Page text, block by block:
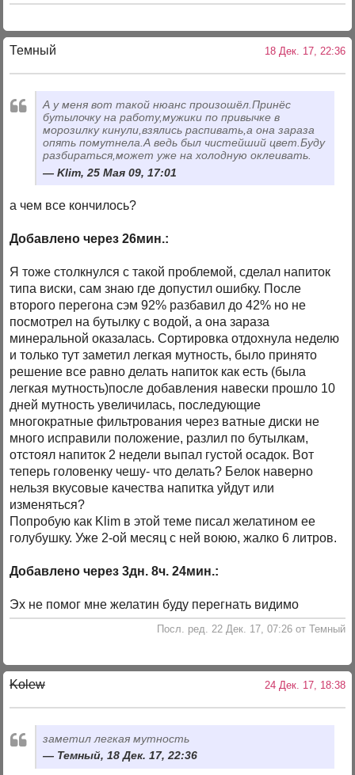
Темный 18 Дек. 17, 22:36
А у меня вот такой нюанс произошёл.Принёс
бутылочку на работу,мужики по привычке в
морозилку кинули,взялись распивать,а она зараза
опять помутнела.А ведь был чистейший цвет.Буду
разбираться,может уже на холодную оклеивать.
Klim, 25 Мая 09, 17:01
а чем все кончилось?
Добавлено через 26мин.:
Я тоже столкнулся с такой проблемой, сделал напиток
типа виски, сам знаю где допустил ошибку. После
второго перегона сэм 92% разбавил до 42% но не
посмотрел на бутылку с водой, а она зараза
минеральной оказалась. Сортировка отдохнула неделю
и только тут заметил легкая мутность, было принято
решение все равно делать напиток как есть (была
легкая мутность)после добавления навески прошло 10
дней мутность увеличилась, последующие
многократные фильтрования через ватные диски не
много исправили положение, разлил по бутылкам,
отстоял напиток 2 недели выпал густой осадок. Вот
теперь головенку чешу- что делать? Белок наверно
нельзя вкусовые качества напитка уйдут или
изменяться?
Попробую как Klim в этой теме писал желатином ее
голубушку. Уже 2-ой месяц с ней воюю, жалко 6 литров.
Добавлено через 3дн. 8ч. 24мин.:
Эх не помог мне желатин буду перегнать видимо
Посл. ред. 22 Дек. 17, 07:26 от Темный
Kolew 24 Дек. 17, 18:38
заметил легкая мутность
Темный, 18 Дек. 17, 22:36